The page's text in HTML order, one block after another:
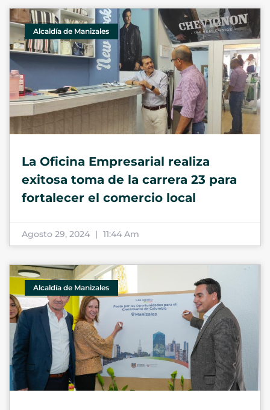
Alcaldía de Manizales
La Oficina Empresarial realiza
exitosa toma de la carrera 23 para
fortalecer el comercio local
Agosto 29, 2024 11:44 Am
Alcaldía de Manizales